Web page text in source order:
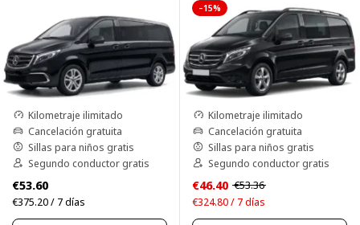
Kilometraje ilimitado
Cancelación gratuita
Sillas para niños gratis
Segundo conductor gratis
€53.60
€375.20 / 7 días
–15%
Kilometraje ilimitado
Cancelación gratuita
Sillas para niños gratis
Segundo conductor gratis
€46.40 €53.36
€324.80 / 7 días